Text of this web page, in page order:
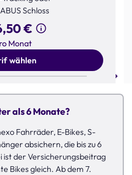
Schloss
€
Monat
wählen
als 6 Monate?
Fahrräder, E-Bikes, S-
absichern, die bis zu 6
ist der Versicherungsbeitrag
Bikes gleich. Ab dem 7.